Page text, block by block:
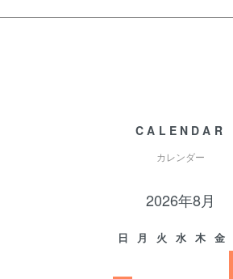
CALENDAR
カレンダー
2026年8月
日 月 火 水 木 金